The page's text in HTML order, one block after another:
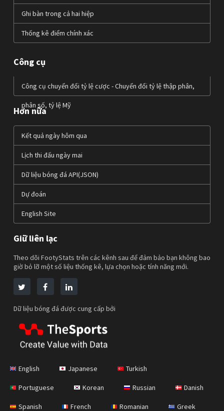
Ghi bàn trong cả hai hiệp
Thống kê điểm chính xác
Công cụ
Công cụ chuyển đổi tỷ lệ cược - Chuyển đổi tỷ lệ thập phân,
phân số, tỷ lệ Mỹ
Hơn nữa
Kết quả ngày hôm qua
Lịch thi đấu ngày mai
Dữ liệu bóng đá API(JSON)
Dự đoán
English Site
Giữ liên lạc
Theo dõi FootyStats trên các kênh sau để đảm bảo bạn không bao
giờ bỏ lỡ một số liệu thống kê, lựa chọn hoặc tính năng mới.
Dữ liệu bóng đá được cung cấp bởi
English Japanese Turkish
Portuguese Korean Russian Danish
Spanish French Romanian Greek